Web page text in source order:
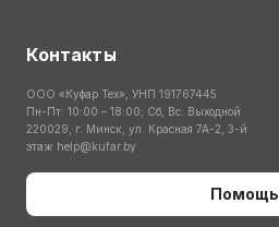
Контакты
ООО «Куфар Тех», УНП 191767445
Пн-Пт: 10:00 – 18:00; Сб, Вс: Выходной
220029, г. Минск, ул. Красная 7А-2, 3-й
этаж help@kufar.by
Помощь